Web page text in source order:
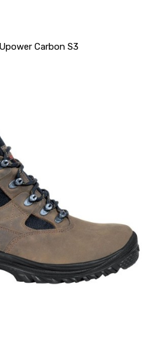
Carbon S3